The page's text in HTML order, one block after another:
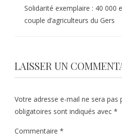
Solidarité exemplaire : 40 000
couple d’agriculteurs du Gers
LAISSER UN
Votre adresse e-mail ne sera pas
obligatoires sont indiqués avec *
Commentaire *